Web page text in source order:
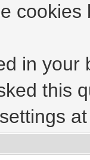
cookies
in
this